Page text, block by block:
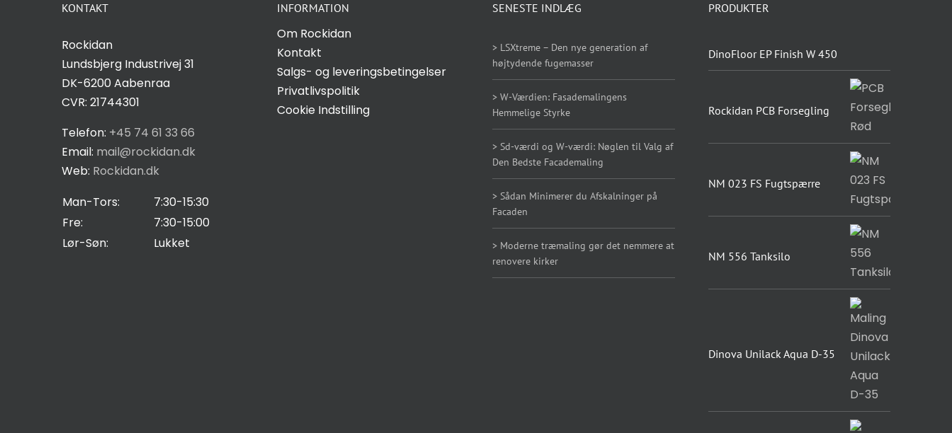
KONTAKT
Rockidan
Lundsbjerg Industrivej 31
DK-6200 Aabenraa
CVR: 21744301
Telefon: +45 74 61 33 66
Email: mail@rockidan.dk
Web: Rockidan.dk
Man-Tors:
7:30-15:30
Fre:
7:30-15:00
Lør-Søn:
Lukket
INFORMATION
Om Rockidan
Kontakt
Salgs- og leveringsbetingelser
Privatlivspolitik
Cookie Indstilling
SENESTE INDLÆG
> LSXtreme – Den nye generation af
højtydende fugemasser
> W-Værdien: Fasademalingens
Hemmelige Styrke
> Sd-værdi og W-værdi: Nøglen til Valg af
Den Bedste Facademaling
> Sådan Minimerer du Afskalninger på
Facaden
> Moderne træmaling gør det nemmere at
renovere kirker
PRODUKTER
DinoFloor EP Finish W 450
Rockidan PCB Forsegling
NM 023 FS Fugtspærre
NM 556 Tanksilo
Dinova Unilack Aqua D-35